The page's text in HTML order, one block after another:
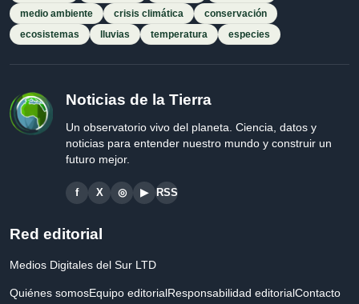
medio ambiente
crisis climática
conservación
ecosistemas
lluvias temperatura especies
Noticias de la Tierra
Un observatorio vivo del planeta. Ciencia, datos y
noticias para entender nuestro mundo y construir un
futuro mejor.
f X ◎ ▶ RSS
Red editorial
Medios Digitales del Sur LTD
Quiénes somosEquipo editorialResponsabilidad editorialContacto